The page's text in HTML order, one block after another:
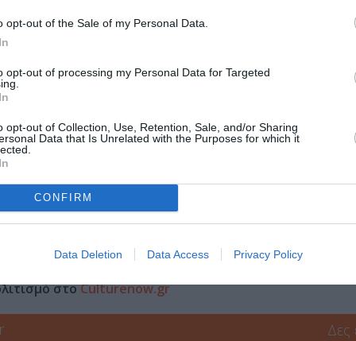
opt-out of the Sale of my Personal Data.
opt-out of processing my Personal Data for Targeted
opt-out of Collection, Use, Retention, Sale, and/or Sharing
Data that Is Unrelated with the Purposes for which it
CONFIRM
Data Deletion Data Access Privacy Policy
άνω των 65
μάθετε πρώτοι όλες τις ειδήσεις
στοCulturenow.gr
Δες